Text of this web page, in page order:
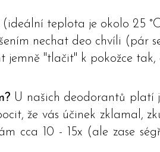
(ideální teplota je okolo 25
nechat deo chvíli (pár
jemně "tlačit" k pokožce
U našich deodorantů platí
že vás účinek zklamal,
cca 10 - 15x (ale zase